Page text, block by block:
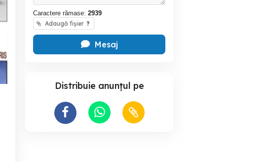
Caractere rămase: 2939
Adaugă fișier ?
Mesaj
Distribuie anunțul pe